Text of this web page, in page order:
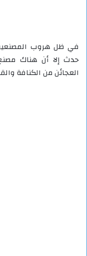
في ظل هروب المصنعين
حدث إلا أن هناك
العجائن من الكنافة